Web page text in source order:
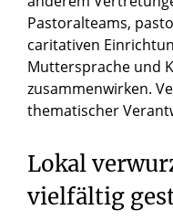
Pastoralteams,
caritativen
Muttersprache und
zusammenwirken.
thematischer
Lokal
vielfältig